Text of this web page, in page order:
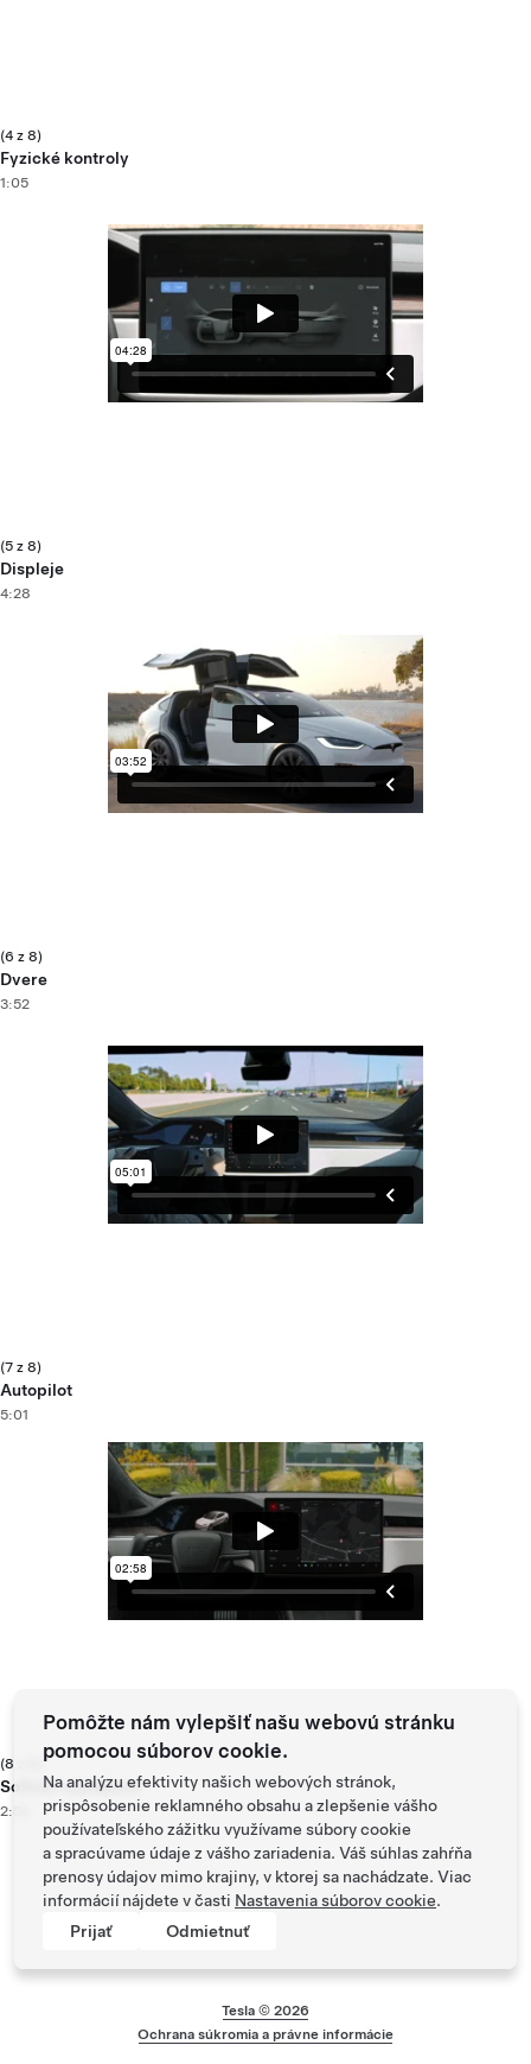
(4 z 8)
Fyzické kontroly
1:05
(5 z 8)
Displeje
4:28
(6 z 8)
Dvere
3:52
(7 z 8)
Autopilot
5:01
(8 z 8)
Softvér a podpora
2:58
Päta ponuky
Tesla © 2026
Ochrana súkromia a právne informácie
Pomôžte nám vylepšiť našu webovú stránku
pomocou súborov cookie.
Na analýzu efektivity našich webových stránok,
prispôsobenie reklamného obsahu a zlepšenie vášho
používateľského zážitku využívame súbory cookie
a spracúvame údaje z vášho zariadenia. Váš súhlas zahŕňa
prenosy údajov mimo krajiny, v ktorej sa nachádzate. Viac
informácií nájdete v časti Nastavenia súborov cookie.
Prijať
Odmietnuť